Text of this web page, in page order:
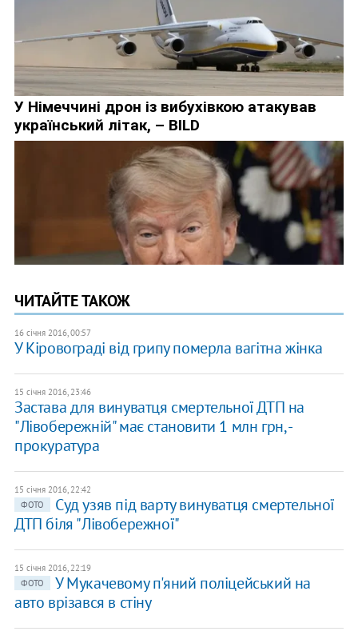
ЧИТАЙТЕ ТАКОЖ
16 січня 2016, 00:57
У Кіровограді від грипу померла вагітна жінка
15 січня 2016, 23:46
Застава для винуватця смертельної ДТП на
"Лівобережній" має становити 1 млн грн, -
прокуратура
15 січня 2016, 22:42
ФОТО
Суд узяв під варту винуватця смертельної
ДТП біля "Лівобережної"
15 січня 2016, 22:19
ФОТО
У Мукачевому п'яний поліцейський на
авто врізався в стіну